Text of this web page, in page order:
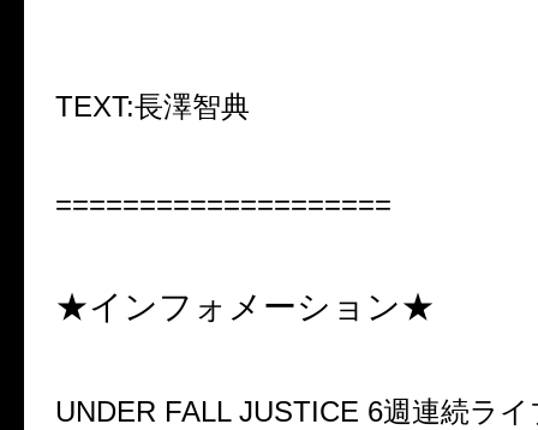
TEXT:長澤智典
====================
★インフォメーション★
UNDER FALL JUSTICE 6週連続ライ